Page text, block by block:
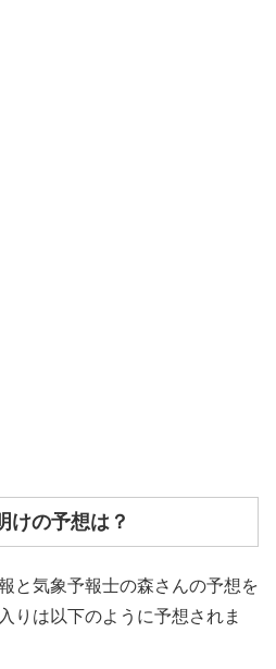
けの予想は？
と気象予報士の森さんの予想を
りは以下のように予想されま